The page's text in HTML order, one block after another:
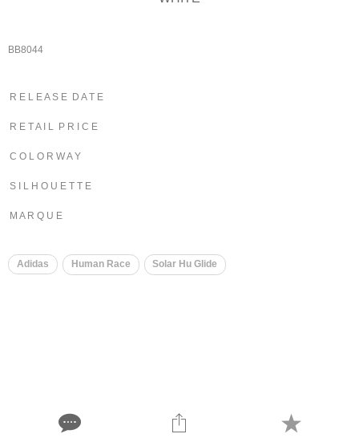
BB8044
R E L E A S E D A T E
R E T A I L P R I C E
C O L O R W A Y
S I L H O U E T T E
M A R Q U E
Adidas ​ Human Race Solar Hu Glide